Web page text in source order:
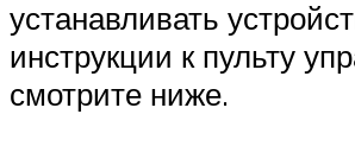
устанавливать
инструкции к пульту
смотрите ниже.